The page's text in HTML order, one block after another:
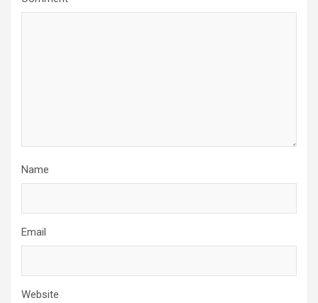
Name
Email
Website